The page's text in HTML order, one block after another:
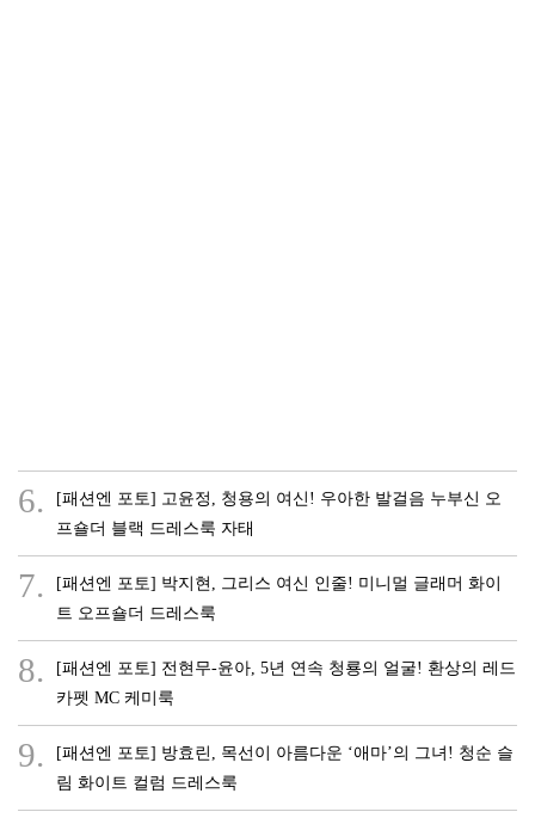
6.
[패션엔 포토] 고윤정, 청용의 여신! 우아한 발걸음 누부신 오
프숄더 블랙 드레스룩 자태
7.
[패션엔 포토] 박지현, 그리스 여신 인줄! 미니멀 글래머 화이
트 오프숄더 드레스룩
8.
[패션엔 포토] 전현무-윤아, 5년 연속 청룡의 얼굴! 환상의 레드
카펫 MC 케미룩
9.
[패션엔 포토] 방효린, 목선이 아름다운 ‘애마’의 그녀! 청순 슬
림 화이트 컬럼 드레스룩